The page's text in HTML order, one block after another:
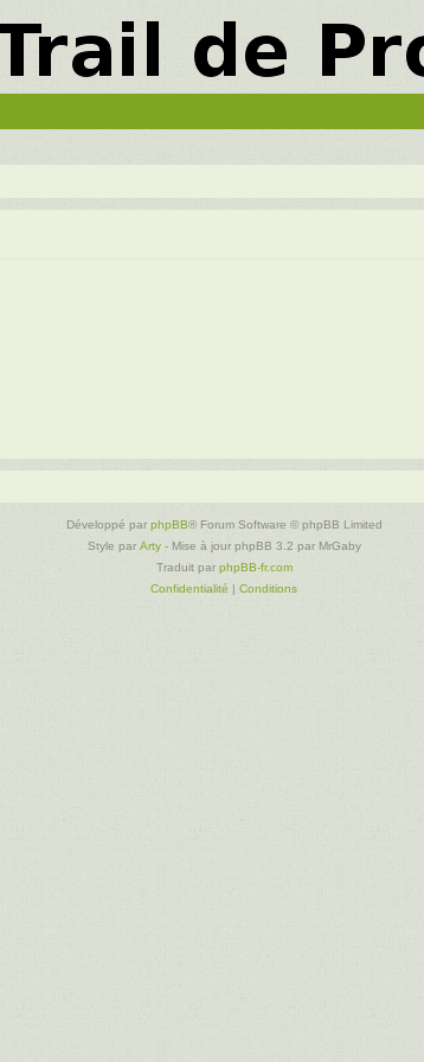
Développé par phpBB® Forum Software © phpBB Limited
Style par Arty- Mise à jour phpBB 3.2 par MrGaby
Traduit par phpBB-fr.com
Confidentialité | Conditions